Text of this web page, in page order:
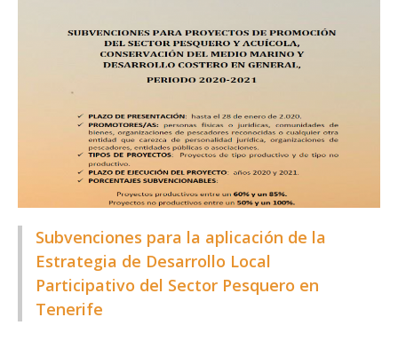
Subvenciones para la aplicación de la
Estrategia de Desarrollo Local
Participativo del Sector Pesquero en
Tenerife